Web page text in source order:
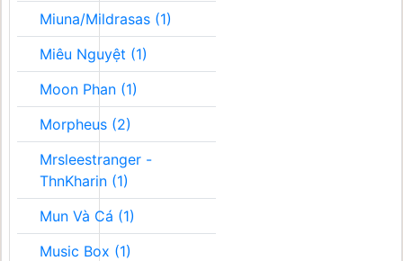
Miuna/Mildrasas (1)
Miêu Nguyệt (1)
Moon Phan (1)
Morpheus (2)
Mrsleestranger -
ThnKharin (1)
Mun Và Cá (1)
Music Box (1)